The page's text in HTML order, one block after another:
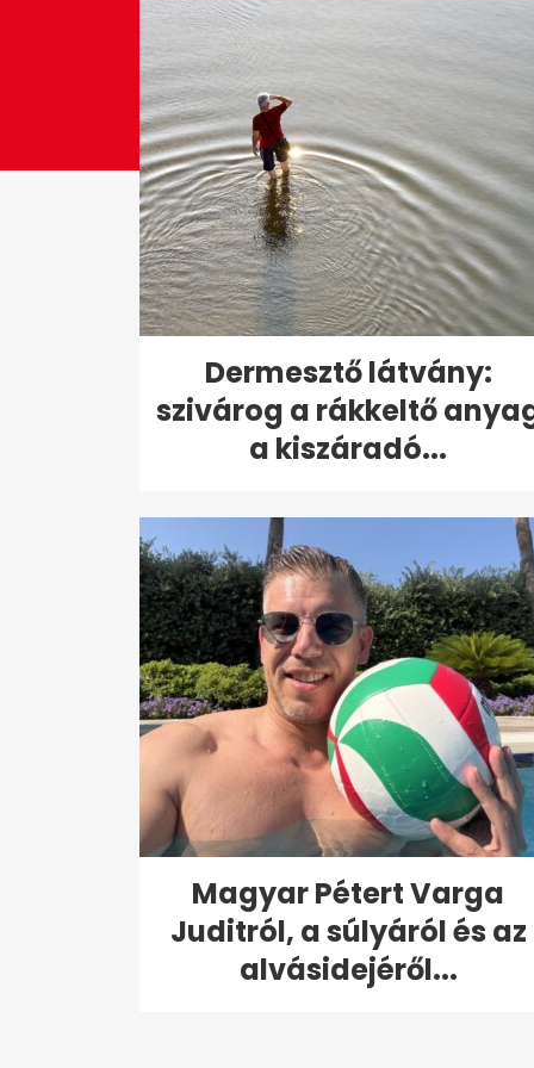
Dermesztő látvány:
szivárog a rákkeltő
a kiszáradó...
Magyar Pétert Varga
Juditról, a súlyáról és az
alvásidejéről...